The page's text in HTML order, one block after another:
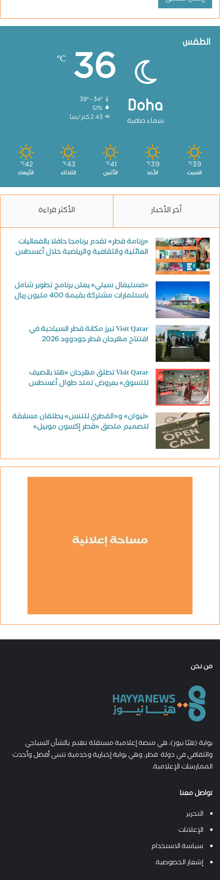
الطقس
Doha
سماء صافية
36
℃
39º - 34º
51%
2.43 كم/سا
39
℃
السبت
39
℃
الأحد
41
℃
الأثنين
43
℃
الثلاثاء
42
℃
الأربعاء
آخر الأخبار الأكثر قراءة
«رزنامة قطر» تقدم برنامجا حافلا بالفعاليات
العائلية والثقافية والرياضية خلال أغسطس
«فستيفال سيتي» يعلن برنامج تطوير شامل
باستثمارات مشتركة بقيمة 400 مليون ريال
Visit Qatar تبرز مكانة قطر السياحية في
افتتاح مهرجان قطر جودوود 2026
Visit Qatar تطلق مهرجان «هلا بالصيف
للتسوق» بعروض تمتد طوال أغسطس
«ليوان» و«القطري للتنس» يطلقان مسابقة
لتصميم ملصق «قطر إكسون موبيل»
من نحن
بوابة (هيّا نيوز)، هي منصة إعلامية مستقلة تهتم بالشأن السياحي
والثقافي في دولة قطر، وهي بوابة إخبارية وخدمية تتبنى أفضل وأحدث
الممارسات الإعلامية.
تواصل معنا
التحرير
الإعلانات
سياسة الاستخدام
إشعار الخصوصية